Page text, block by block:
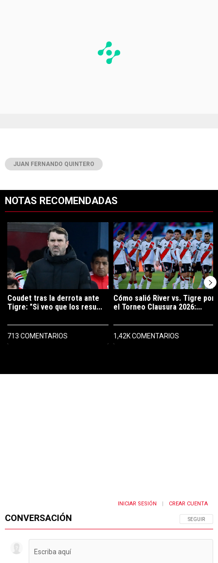
JUAN FERNANDO QUINTERO
NOTAS RECOMENDADAS
Un artículo de tendencia con el título "Coudet tras la derrota ante
Coudet tras la derrota ante
Tigre: "Si veo que los resu...
713 COMENTARIOS
Un artículo de tendencia con el
Cómo salió River vs. Tigre por
el Torneo Clausura 2026:...
1,42K COMENTARIOS
CONVERSACIÓN SIGA ESTA
SEGUIR
INICIAR SESIÓN CREAR CUENTA